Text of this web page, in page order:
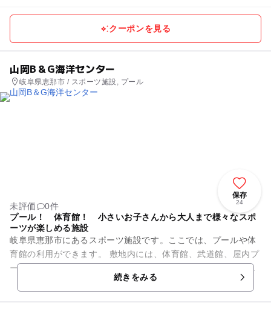
クーポンを見る
山岡B＆G海洋センター
岐阜県恵那市 / スポーツ施設, プール
保存
24
未評価
0件
プール！ 体育館！ 小さいお子さんから大人まで様々なスポ
ーツが楽しめる施設
岐阜県恵那市にあるスポーツ施設です。ここでは、プールや体
育館の利用ができます。 敷地内には、体育館、武道館、屋内プ
ール、グラウンドやテニスコートなどがあり、様々なスポーツ
続きをみる